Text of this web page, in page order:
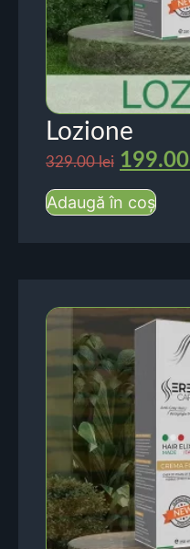
Lozione
329.00lei 199.00
Adaugă în coș